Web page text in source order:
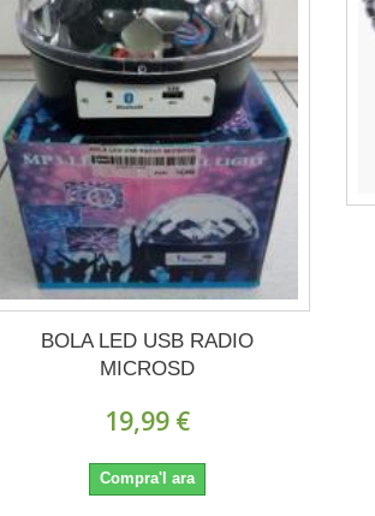
BOLA LED USB RADIO
MICROSD
19,99 €
Compra'l ara